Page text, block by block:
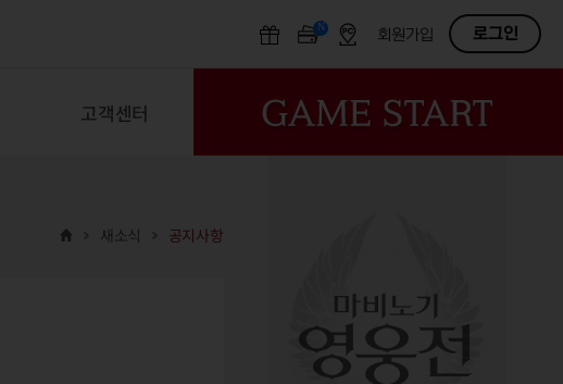
N OFF회원가입 로그인
고객센터
새소식 공지사항